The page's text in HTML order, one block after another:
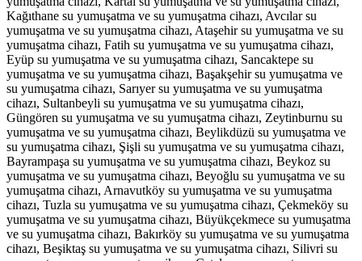
Kağıthane su yumuşatma ve su yumuşatma cihazı, Avcılar su
yumuşatma ve su yumuşatma cihazı, Ataşehir su yumuşatma ve su
yumuşatma cihazı, Fatih su yumuşatma ve su yumuşatma cihazı,
Eyüp su yumuşatma ve su yumuşatma cihazı, Sancaktepe su
yumuşatma ve su yumuşatma cihazı, Başakşehir su yumuşatma ve
su yumuşatma cihazı, Sarıyer su yumuşatma ve su yumuşatma
cihazı, Sultanbeyli su yumuşatma ve su yumuşatma cihazı,
Güngören su yumuşatma ve su yumuşatma cihazı, Zeytinburnu su
yumuşatma ve su yumuşatma cihazı, Beylikdüzü su yumuşatma ve
su yumuşatma cihazı, Şişli su yumuşatma ve su yumuşatma cihazı,
Bayrampaşa su yumuşatma ve su yumuşatma cihazı, Beykoz su
yumuşatma ve su yumuşatma cihazı, Beyoğlu su yumuşatma ve su
yumuşatma cihazı, Arnavutköy su yumuşatma ve su yumuşatma
cihazı, Tuzla su yumuşatma ve su yumuşatma cihazı, Çekmeköy su
yumuşatma ve su yumuşatma cihazı, Büyükçekmece su yumuşatma
ve su yumuşatma cihazı, Bakırköy su yumuşatma ve su yumuşatma
cihazı, Beşiktaş su yumuşatma ve su yumuşatma cihazı, Silivri su